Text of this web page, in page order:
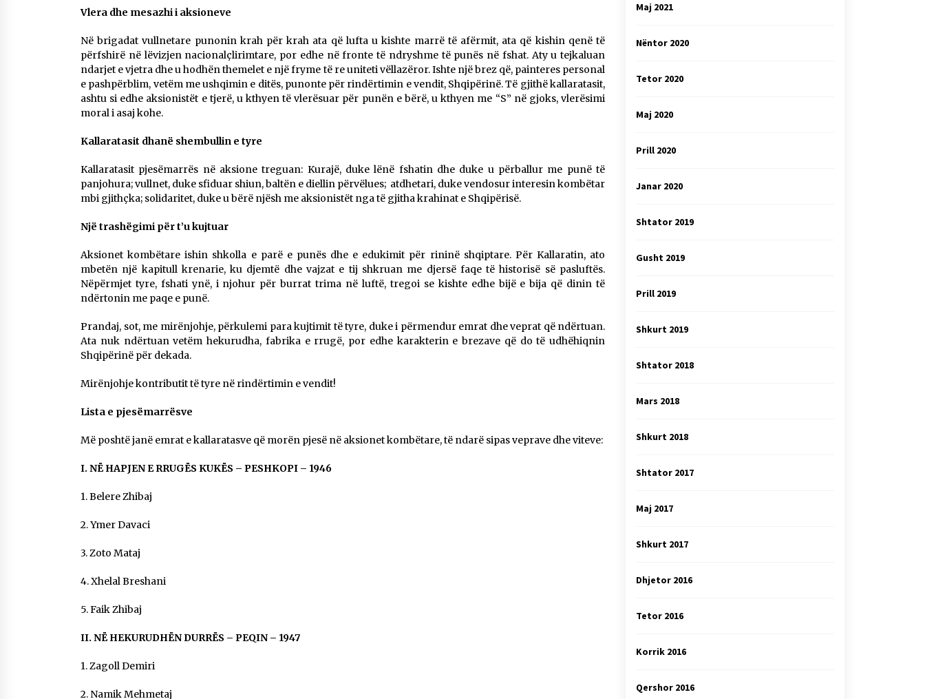
Vlera dhe mesazhi i aksioneve
Në brigadat vullnetare punonin krah për krah ata që lufta u kishte marrë të afërmit, ata që kishin qenë të
përfshirë në lëvizjen nacionalçlirimtare, por edhe në fronte të ndryshme të punës në fshat. Aty u tejkaluan
ndarjet e vjetra dhe u hodhën themelet e një fryme të re uniteti vëllazëror. Ishte një brez që, painteres personal
e pashpërblim, vetëm me ushqimin e ditës, punonte për rindërtimin e vendit, Shqipërinë. Të gjithë kallaratasit,
ashtu si edhe aksionistët e tjerë, u kthyen të vlerësuar për punën e bërë, u kthyen me “S” në gjoks, vlerësimi
moral i asaj kohe.
Kallaratasit dhanë shembullin e tyre
Kallaratasit pjesëmarrës në aksione treguan: Kurajë, duke lënë fshatin dhe duke u përballur me punë të
panjohura; vullnet, duke sfiduar shiun, baltën e diellin përvëlues; atdhetari, duke vendosur interesin kombëtar
mbi gjithçka; solidaritet, duke u bërë njësh me aksionistët nga të gjitha krahinat e Shqipërisë.
Një trashëgimi për t’u kujtuar
Aksionet kombëtare ishin shkolla e parë e punës dhe e edukimit për rininë shqiptare. Për Kallaratin, ato
mbetën një kapitull krenarie, ku djemtë dhe vajzat e tij shkruan me djersë faqe të historisë së pasluftës.
Nëpërmjet tyre, fshati ynë, i njohur për burrat trima në luftë, tregoi se kishte edhe bijë e bija që dinin të
ndërtonin me paqe e punë.
Prandaj, sot, me mirënjohje, përkulemi para kujtimit të tyre, duke i përmendur emrat dhe veprat që ndërtuan.
Ata nuk ndërtuan vetëm hekurudha, fabrika e rrugë, por edhe karakterin e brezave që do të udhëhiqnin
Shqipërinë për dekada.
Mirënjohje kontributit të tyre në rindërtimin e vendit!
Lista e pjesëmarrësve
Më poshtë janë emrat e kallaratasve që morën pjesë në aksionet kombëtare, të ndarë sipas veprave dhe viteve:
I. NË HAPJEN E RRUGËS KUKËS – PESHKOPI – 1946
1. Belere Zhibaj
2. Ymer Davaci
3. Zoto Mataj
4. Xhelal Breshani
5. Faik Zhibaj
II. NË HEKURUDHËN DURRËS – PEQIN – 1947
1. Zagoll Demiri
2. Namik Mehmetaj
Maj 2021
Nëntor 2020
Tetor 2020
Maj 2020
Prill 2020
Janar 2020
Shtator 2019
Gusht 2019
Prill 2019
Shkurt 2019
Shtator 2018
Mars 2018
Shkurt 2018
Shtator 2017
Maj 2017
Shkurt 2017
Dhjetor 2016
Tetor 2016
Korrik 2016
Qershor 2016